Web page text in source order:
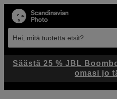
Hei, mitä tuotetta etsit?
Säästä 25 % JBL
omasi jo